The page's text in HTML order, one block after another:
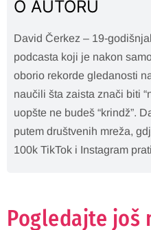
O AUTORU
David Čerkez – 19-
podcasta koji je nakon
oborio rekorde gledanosti
naučili šta zaista znači biti
uopšte ne budeš “krindž”.
putem društvenih mreža,
100k TikTok i Instagram
Pogledajte još